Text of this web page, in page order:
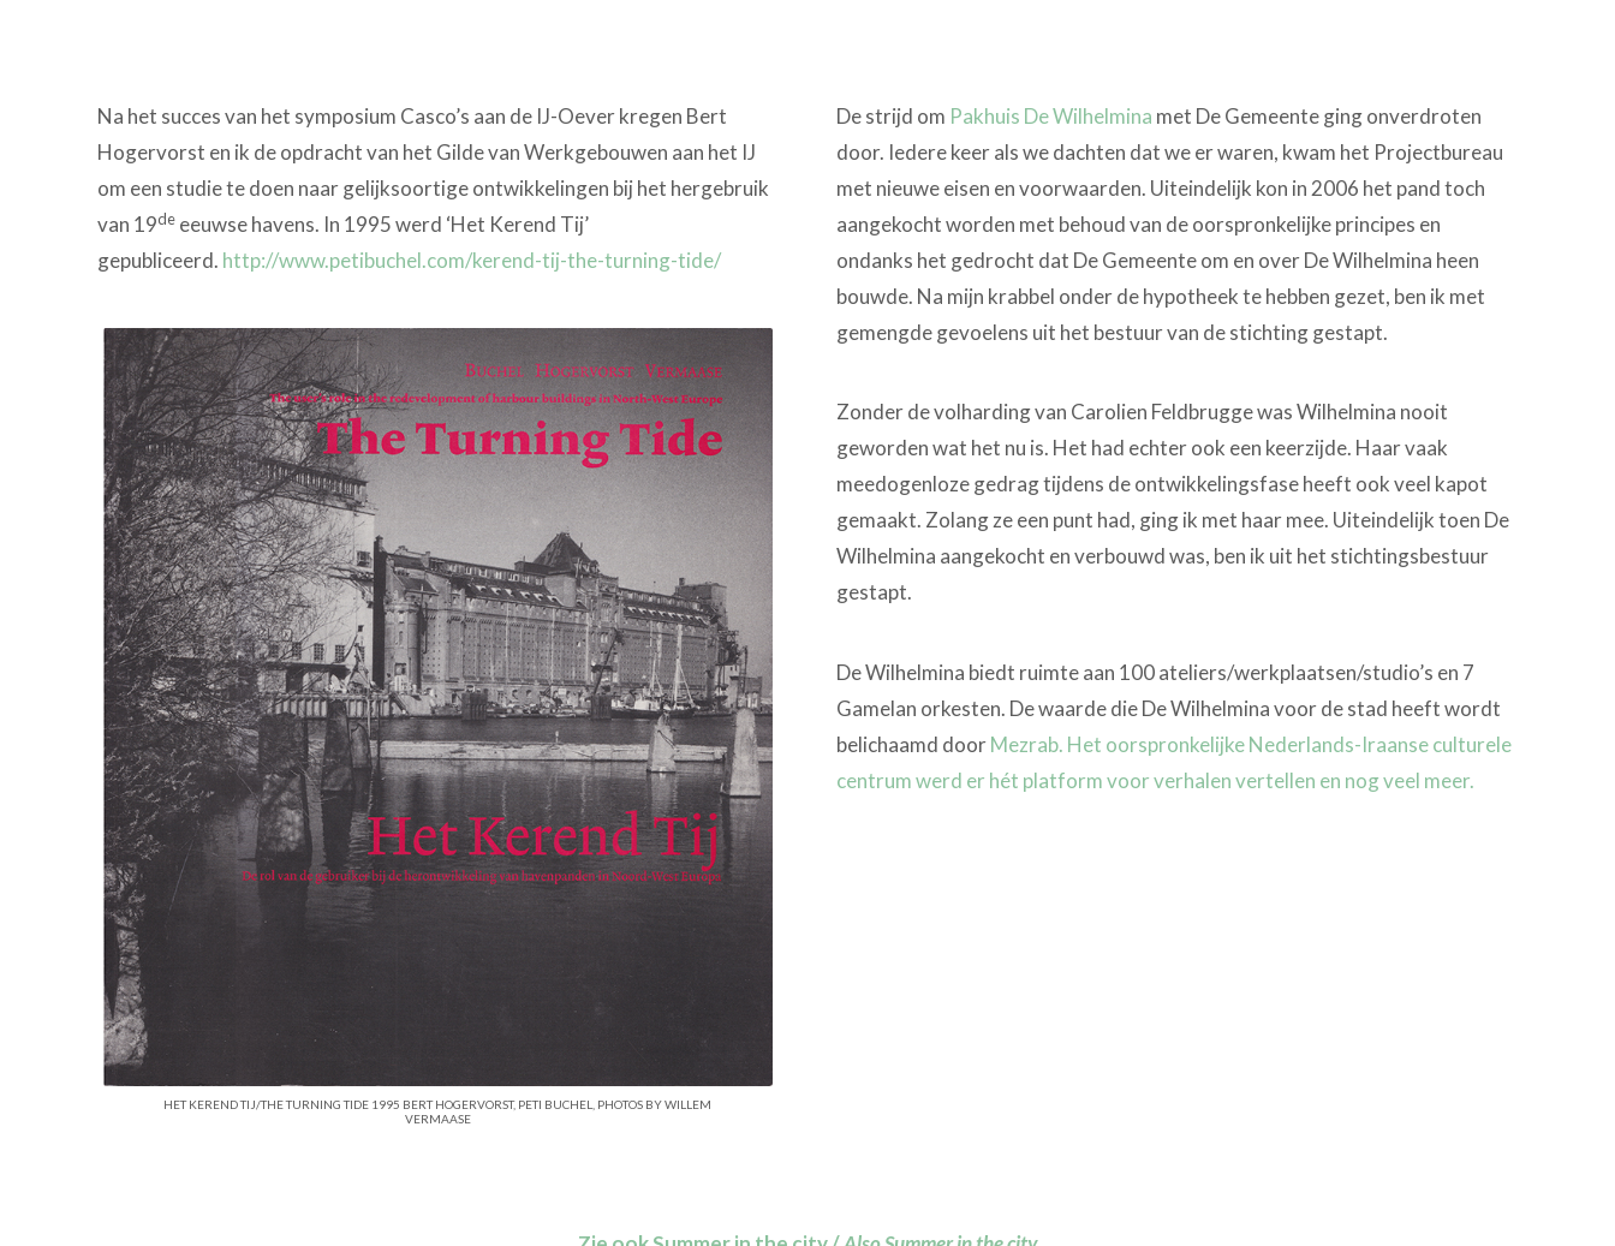
Na het succes van het symposium Casco’s aan de IJ-Oever kregen Bert
Hogervorst en ik de opdracht van het Gilde van Werkgebouwen aan het IJ
om een studie te doen naar gelijksoortige ontwikkelingen bij het hergebruik
van 19deeeuwse havens. In 1995 werd ‘Het Kerend Tij’
gepubliceerd. http://www.petibuchel.com/kerend-tij-the-turning-tide/
HET KEREND TIJ/THE TURNING TIDE 1995 BERT HOGERVORST, PETI BUCHEL, PHOTOS BY WILLEM
VERMAASE
De strijd om Pakhuis De Wilhelmina met De Gemeente ging onverdroten
door. Iedere keer als we dachten dat we er waren, kwam het Projectbureau
met nieuwe eisen en voorwaarden. Uiteindelijk kon in 2006 het pand toch
aangekocht worden met behoud van de oorspronkelijke principes en
ondanks het gedrocht dat De Gemeente om en over De Wilhelmina heen
bouwde. Na mijn krabbel onder de hypotheek te hebben gezet, ben ik met
gemengde gevoelens uit het bestuur van de stichting gestapt.
Zonder de volharding van Carolien Feldbrugge was Wilhelmina nooit
geworden wat het nu is. Het had echter ook een keerzijde. Haar vaak
meedogenloze gedrag tijdens de ontwikkelingsfase heeft ook veel kapot
gemaakt. Zolang ze een punt had, ging ik met haar mee. Uiteindelijk toen De
Wilhelmina aangekocht en verbouwd was, ben ik uit het stichtingsbestuur
gestapt.
De Wilhelmina biedt ruimte aan 100 ateliers/werkplaatsen/studio’s en 7
Gamelan orkesten. De waarde die De Wilhelmina voor de stad heeft wordt
belichaamd doorMezrab. Het oorspronkelijke Nederlands-Iraanse culturele
centrum werd er hét platform voor verhalen vertellen en nog veel meer.